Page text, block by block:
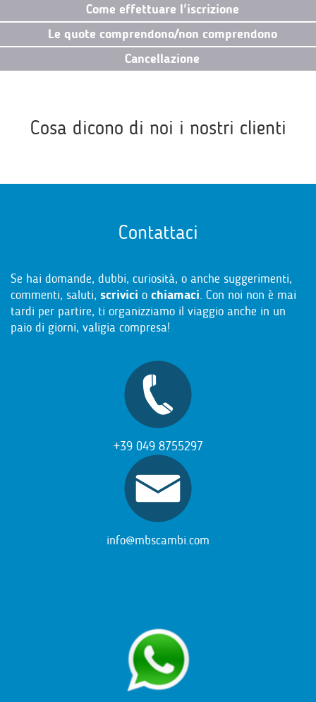
Come effettuare l'iscrizione
Le quote comprendono/non comprendono
Cancellazione
Cosa dicono di noi i nostri clienti
Contattaci
Se hai domande, dubbi, curiosità, o anche suggerimenti,
commenti, saluti, scrivici o chiamaci. Con noi non è mai
tardi per partire, ti organizziamo il viaggio anche in un
paio di giorni, valigia compresa!
+39 049 8755297
info@mbscambi.com